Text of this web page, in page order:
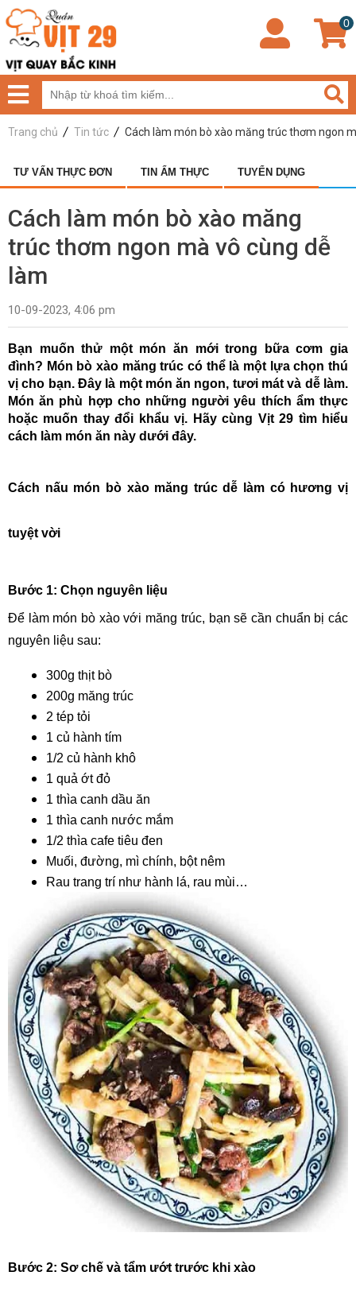
0
Trang chủ Tin tức Cách làm món bò xào măng trúc thơm ngon
TƯ VẤN THỰC ĐƠN TIN ẨM THỰC TUYỂN DỤNG
Cách làm món bò xào măng
trúc thơm ngon mà vô cùng dễ
làm
10-09-2023, 4:06 pm
Bạn muốn thử một món ăn mới trong bữa cơm gia
đình? Món bò xào măng trúc có thể là một lựa chọn thú
vị cho bạn. Đây là một món ăn ngon, tươi mát và dễ làm.
Món ăn phù hợp cho những người yêu thích ẩm thực
hoặc muốn thay đổi khẩu vị. Hãy cùng Vịt 29 tìm hiểu
cách làm món ăn này dưới đây.
Cách nấu món bò xào măng trúc dễ làm có hương vị
tuyệt vời
Bước 1: Chọn nguyên liệu
Để làm món bò xào với măng trúc, bạn sẽ cần chuẩn bị các
nguyên liệu sau:
300g thịt bò
200g măng trúc
2 tép tỏi
1 củ hành tím
1/2 củ hành khô
1 quả ớt đỏ
1 thìa canh dầu ăn
1 thìa canh nước mắm
1/2 thìa cafe tiêu đen
Muối, đường, mì chính, bột nêm
Rau trang trí như hành lá, rau mùi…
Bước 2: Sơ chế và tẩm ướt trước khi xào